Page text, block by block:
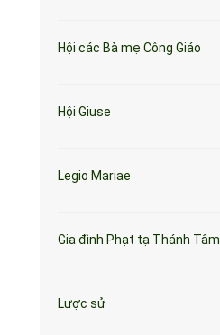
Hội các Bà mẹ Công Giáo
Hội Giuse
Legio Mariae
Gia đình Phạt tạ Thánh Tâm
Lược sử